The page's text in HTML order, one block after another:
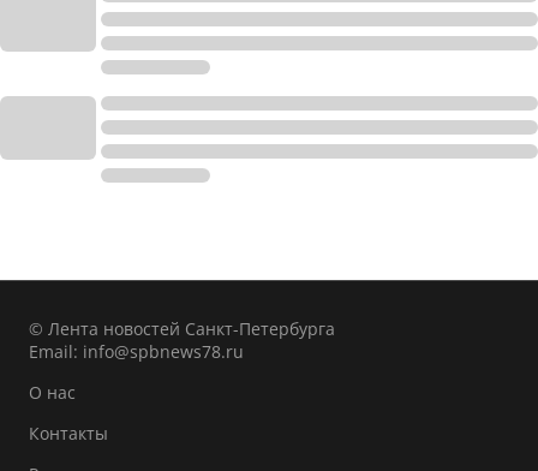
© Лента новостей Санкт-Петербурга
Email: info@spbnews78.ru
О нас
Контакты